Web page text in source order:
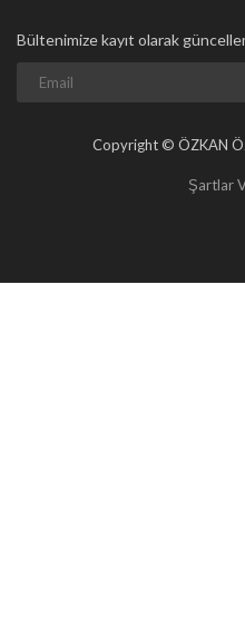
Bültenimize kayıt olarak
Copyright © ÖZKAN
Şartlar